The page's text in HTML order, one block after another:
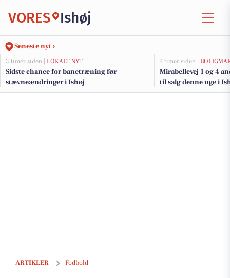
VORES Ishøj
Seneste nyt ›
3 timer siden | LOKALT NYT
Sidste chance for banetræning før
stævneændringer i Ishøj
4 timer siden |
Mirabellevej 1 og 4
til salg denne uge i
ARTIKLER Fodbold
Ishøj IF triumferer med kampens spiller Qwist mod Herlev